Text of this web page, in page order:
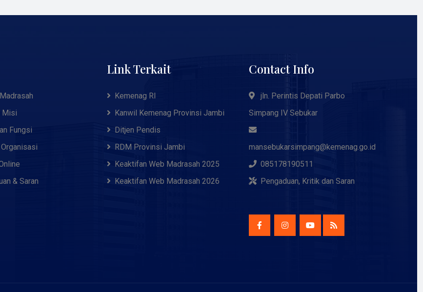
Misi
Fungsi
& Saran
Link Terkait
Kemenag RI
Kanwil Kemenag Provinsi Jambi
Ditjen Pendis
RDM Provinsi Jambi
Keaktifan Web Madrasah 2025
Keaktifan Web Madrasah 2026
Contact Info
jln. Perintis Depati Parbo
Simpang IV Sebukar
mansebukarsimpang@kemenag.go.id
085178190511
Pengaduan, Kritik dan Saran